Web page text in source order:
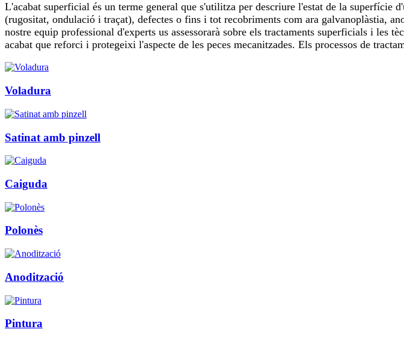
L'acabat superficial és un terme general que s'utilitza per descriure l'estat de la
(rugositat, ondulació i traçat), defectes o fins i tot recobriments com ara galvanoplàstia,
nostre equip professional d'experts us assessorarà sobre els tractaments superficials i les
acabat que reforci i protegeixi l'aspecte de les peces mecanitzades. Els processos de
Voladura
Satinat amb pinzell
Caiguda
Polonès
Anodització
Pintura